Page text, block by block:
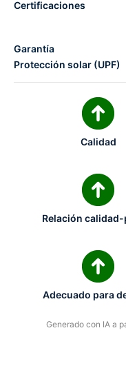
Certificaciones
Garantía
Protección solar (UPF)
Calidad
Relación
Adecuado para
Generado con IA a